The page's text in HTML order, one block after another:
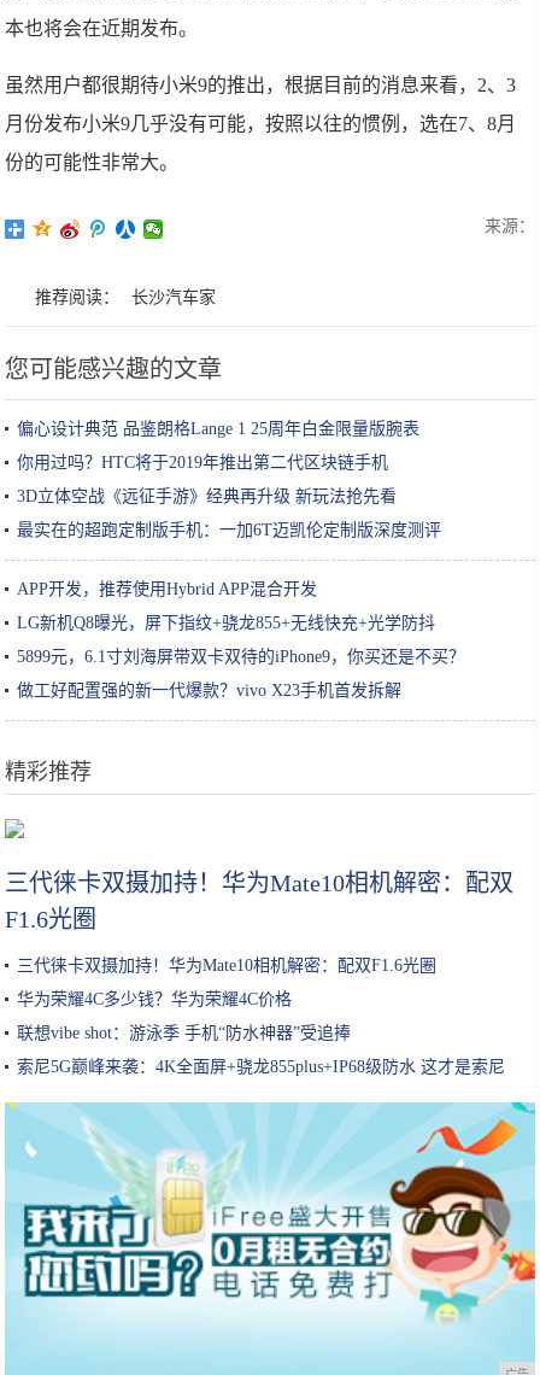
本也将会在近期发布。
虽然用户都很期待小米9的推出，根据目前的消息来看，2、3
月份发布小米9几乎没有可能，按照以往的惯例，选在7、8月
份的可能性非常大。
来源：
推荐阅读： 长沙汽车家
您可能感兴趣的文章
偏心设计典范 品鉴朗格Lange 1 25周年白金限量版腕表
你用过吗？HTC将于2019年推出第二代区块链手机
3D立体空战《远征手游》经典再升级 新玩法抢先看
最实在的超跑定制版手机：一加6T迈凯伦定制版深度测评
APP开发，推荐使用Hybrid APP混合开发
LG新机Q8曝光，屏下指纹+骁龙855+无线快充+光学防抖
5899元，6.1寸刘海屏带双卡双待的iPhone9，你买还是不买？
做工好配置强的新一代爆款？vivo X23手机首发拆解
精彩推荐
三代徕卡双摄加持！华为Mate10相机解密：配双
F1.6光圈
三代徕卡双摄加持！华为Mate10相机解密：配双F1.6光圈
华为荣耀4C多少钱？华为荣耀4C价格
联想vibe shot：游泳季 手机“防水神器”受追捧
索尼5G巅峰来袭：4K全面屏+骁龙855plus+IP68级防水 这才是索尼